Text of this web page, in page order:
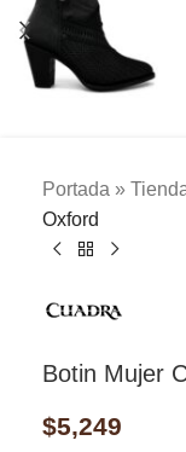
Portada »
Oxford
Botin Mujer
$5,249